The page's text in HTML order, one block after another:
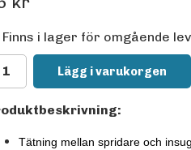
Finns i lager för omgående
Lägg i varukorgen
Tätning mellan spridare och insug